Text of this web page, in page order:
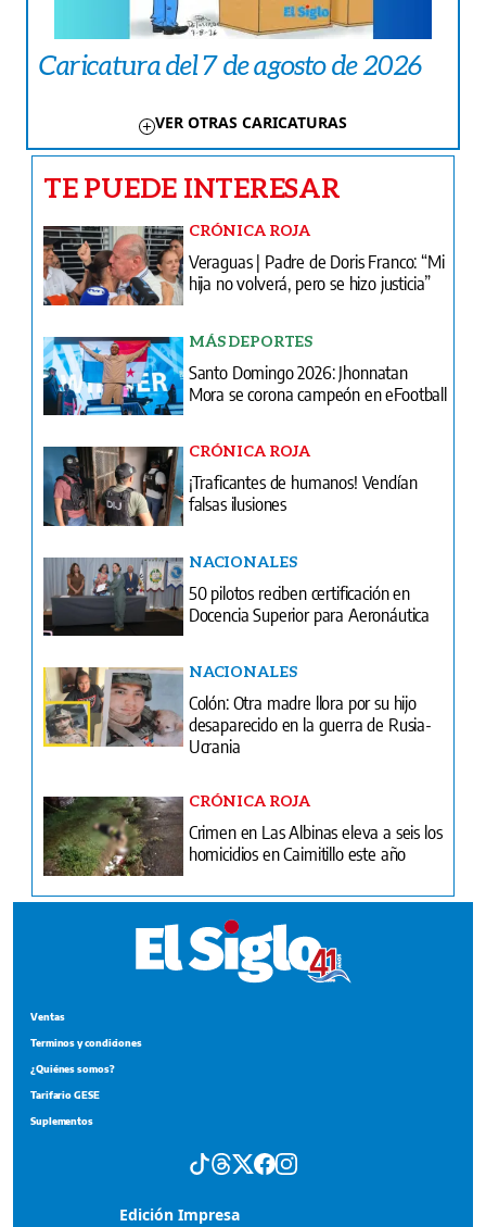
Caricatura del 7 de agosto de 2026
VER OTRAS CARICATURAS
TE PUEDE INTERESAR
CRÓNICA ROJA
Veraguas | Padre de Doris Franco: “Mi
hija no volverá, pero se hizo justicia”
MÁS DEPORTES
Santo Domingo 2026: Jhonnatan
Mora se corona campeón en eFootball
CRÓNICA ROJA
¡Traficantes de humanos! Vendían
falsas ilusiones
NACIONALES
50 pilotos reciben certificación en
Docencia Superior para Aeronáutica
NACIONALES
Colón: Otra madre llora por su hijo
desaparecido en la guerra de Rusia-
Ucrania
CRÓNICA ROJA
Crimen en Las Albinas eleva a seis los
homicidios en Caimitillo este año
Ventas
Terminos y condiciones
¿Quiénes somos?
Tarifario GESE
Suplementos
Edición Impresa